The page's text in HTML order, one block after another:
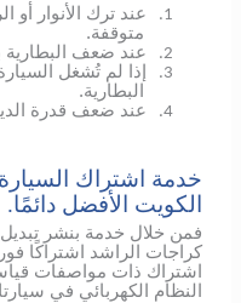
1.
عند ترك الأنوار أو
متوقفة.
2. عند ضعف البطارية
3.
إذا لم تُشغل
البطارية.
4. عند ضعف قدرة
خدمة اشتراك
الكويت الأفضل دائمًا.
فمن خلال خدمة بنشر
كراجات الراشد اشتراكًا
اشتراك ذات مواصفات
النظام الكهربائي في